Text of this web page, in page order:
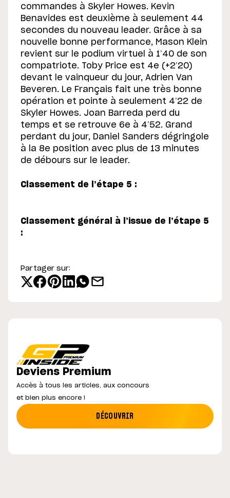
commandes à Skyler Howes. Kevin
Benavides est deuxième à seulement 44
secondes du nouveau leader. Grâce à sa
nouvelle bonne performance, Mason Klein
revient sur le podium virtuel à 1’40 de son
compatriote. Toby Price est 4e (+2’20)
devant le vainqueur du jour, Adrien Van
Beveren. Le Français fait une très bonne
opération et pointe à seulement 4’22 de
Skyler Howes. Joan Barreda perd du
temps et se retrouve 6e à 4’52. Grand
perdant du jour, Daniel Sanders dégringole
à la 8e position avec plus de 13 minutes
de débours sur le leader.
Classement de l’étape 5 :
Classement général à l’issue de l’étape 5
:
Partager sur:
Deviens Premium
Accès à tous les articles, aux concours
et bien plus encore !
DÉCOUVRIR